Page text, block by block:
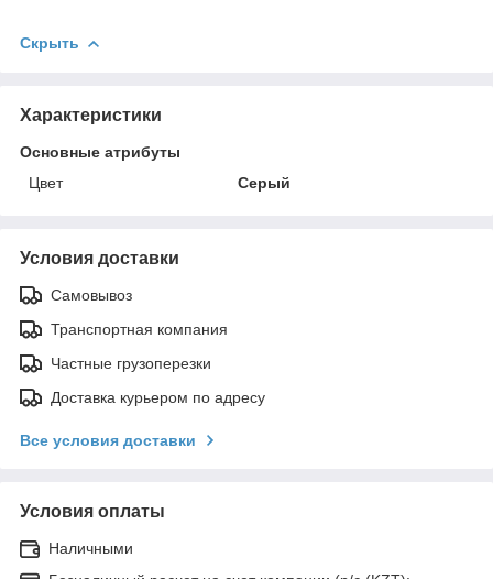
Скрыть
Характеристики
Основные атрибуты
Цвет
Серый
Условия доставки
Самовывоз
Транспортная компания
Частные грузоперезки
Доставка курьером по адресу
Все условия доставки
Условия оплаты
Наличными